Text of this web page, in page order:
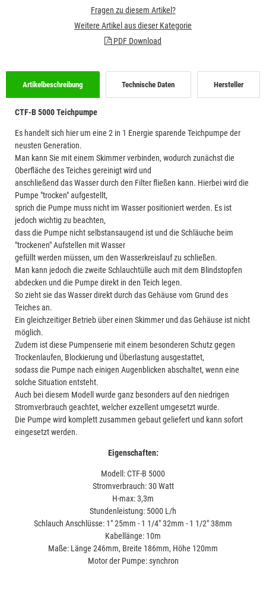
Fragen zu diesem Artikel?
Weitere Artikel aus dieser Kategorie
PDF Download
Artikelbeschreibung Technische Daten Hersteller
CTF-B 5000 Teichpumpe
Es handelt sich hier um eine 2 in 1 Energie sparende Teichpumpe der
neusten Generation.
Man kann Sie mit einem Skimmer verbinden, wodurch zunächst die
Oberfläche des Teiches gereinigt wird und
anschließend das Wasser durch den Filter fließen kann. Hierbei wird die
Pumpe "trocken" aufgestellt,
sprich die Pumpe muss nicht im Wasser positioniert werden. Es ist
jedoch wichtig zu beachten,
dass die Pumpe nicht selbstansaugend ist und die Schläuche beim
"trockenen" Aufstellen mit Wasser
gefüllt werden müssen, um den Wasserkreislauf zu schließen.
Man kann jedoch die zweite Schlauchtülle auch mit dem Blindstopfen
abdecken und die Pumpe direkt in den Teich legen.
So zieht sie das Wasser direkt durch das Gehäuse vom Grund des
Teiches an.
Ein gleichzeitiger Betrieb über einen Skimmer und das Gehäuse ist nicht
möglich.
Zudem ist diese Pumpenserie mit einem besonderen Schutz gegen
Trockenlaufen, Blockierung und Überlastung ausgestattet,
sodass die Pumpe nach einigen Augenblicken abschaltet, wenn eine
solche Situation entsteht.
Auch bei diesem Modell wurde ganz besonders auf den niedrigen
Stromverbrauch geachtet, welcher exzellent umgesetzt wurde.
Die Pumpe wird komplett zusammen gebaut geliefert und kann sofort
eingesetzt werden.
Eigenschaften:
Modell: CTF-B 5000
Stromverbrauch: 30 Watt
H-max: 3,3m
Stundenleistung: 5000 L/h
Schlauch Anschlüsse: 1" 25mm - 1 1/4" 32mm - 1 1/2" 38mm
Kabellänge: 10m
Maße: Länge 246mm, Breite 186mm, Höhe 120mm
Motor der Pumpe: synchron